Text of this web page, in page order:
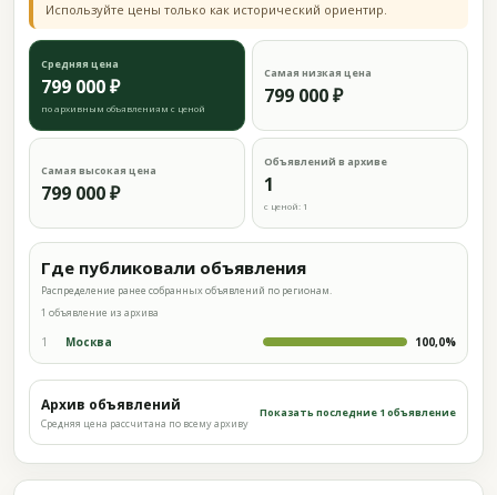
Используйте цены только как исторический ориентир.
Средняя цена
799 000 ₽
по архивным объявлениям с ценой
Самая низкая цена
799 000 ₽
Самая высокая цена
799 000 ₽
Объявлений в архиве
1
с ценой: 1
Где публиковали объявления
Распределение ранее собранных объявлений по регионам.
1 объявление из архива
1 Москва 100,0%
Архив объявлений
Средняя цена рассчитана по всему архиву
Показать последние 1 объявление